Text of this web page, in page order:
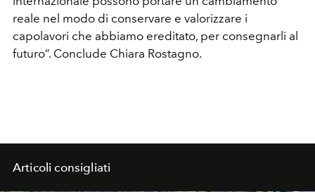
reale nel modo di conservare e valorizzare i
capolavori che abbiamo ereditato, per consegnarli al
futuro”. Conclude Chiara Rostagno.
Articoli consigliati